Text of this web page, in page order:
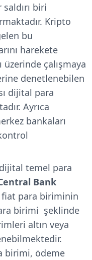
biri
Kripto
bu
harekete
çalışmaya
denetlenebilen
dijital para
Ayrıca
bankaları
temel para
Bank
para biriminin
birimi şeklinde
altın veya
birimi, ödeme